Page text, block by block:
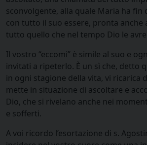
sconvolgente, alla quale Maria ha fin
con tutto il suo essere, pronta anche
tutto quello che nel tempo Dio le
Il vostro “eccomi” è simile al suo e
invitati a ripeterlo. È un sì che, detto
in ogni stagione della vita, vi ricarica
mette in situazione di ascoltare e
Dio, che si rivelano anche nei
e sofferti.
A voi ricordo l’esortazione di s.